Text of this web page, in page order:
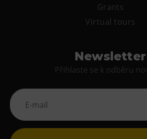
Grants
Virtual tours
Newsletter
Přihlaste se k odběru